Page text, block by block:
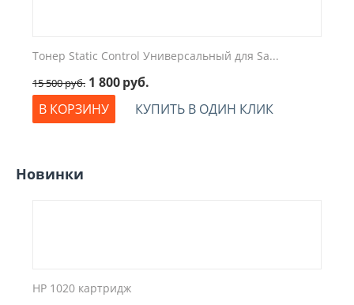
Тонер Static Control Универсальный для Sa...
15 500руб. 1 800руб.
В КОРЗИНУ
КУПИТЬ В ОДИН КЛИК
Новинки
HP 1020 картридж